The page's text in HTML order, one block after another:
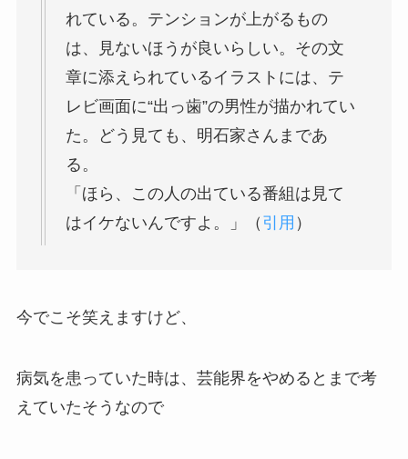
れている。テンションが上がるもの
は、見ないほうが良いらしい。その文
章に添えられているイラストには、テ
レビ画面に“出っ歯”の男性が描かれてい
た。どう見ても、明石家さんまであ
る。
「ほら、この人の出ている番組は見て
はイケないんですよ。」（ 引用 ）
今でこそ笑えますけど、
病気を患っていた時は、芸能界をやめるとまで考
えていたそうなので